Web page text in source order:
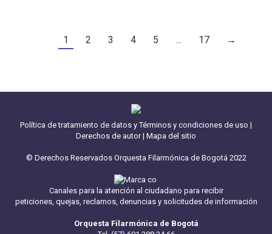
1 2 3 4 5 … 17 →
Política de tratamiento de datos y Términos y condiciones de uso |
Derechos de autor| Mapa del sitio
© Derechos Reservados Orquesta Filarmónica de Bogotá 2022
Canales para la atención al ciudadano para recibir
peticiones, quejas, reclamos, denuncias y solicitudes de información
Orquesta Filarmónica de Bogotá